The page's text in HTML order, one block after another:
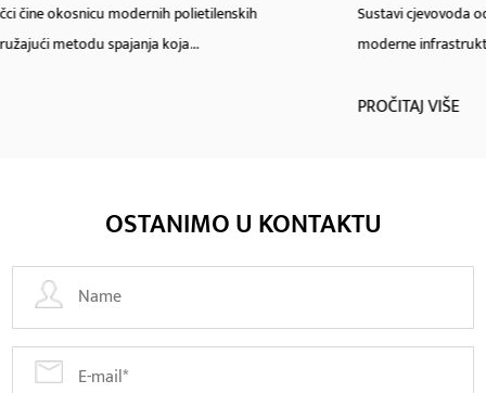
Sustavi cjevovoda od polietilena visoke gustoće redefinirali su
moderne infrastrukture u općinskim, ...
OSTANIMO U KONTAKTU